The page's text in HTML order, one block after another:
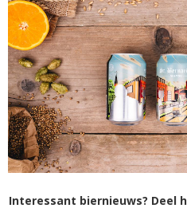
Interessant biernieuws? Deel